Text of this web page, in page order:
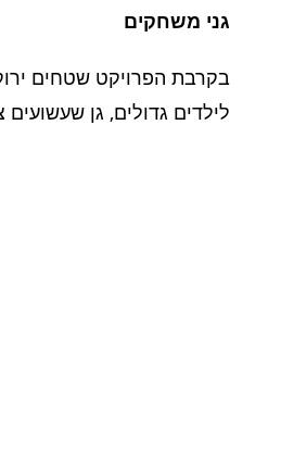
גני משחקים
בקרבת הפרויקט שטחים
לילדים גדולים, גן שעשועים